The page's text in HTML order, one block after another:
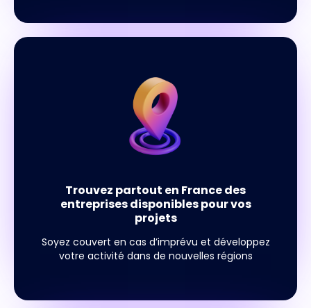
Trouvez partout en France des
entreprises disponibles pour vos
projets
Soyez couvert en cas d’imprévu et développez
votre activité dans de nouvelles régions